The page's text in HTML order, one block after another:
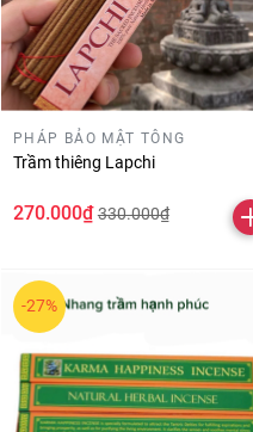
PHÁP BẢO MẬT TÔNG
Trầm thiêng Lapchi
270.000₫ 330.000₫
-27%